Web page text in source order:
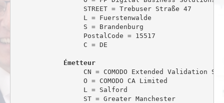
                 STREET = Trebuser Straße 47
                 L = Fuerstenwalde
                 S = Brandenburg
                 PostalCode = 15517
                 C = DE
Émetteur
CN = COMODO Extended Validation
                 O = COMODO CA Limited
                 L = Salford
                 ST = Greater Manchester